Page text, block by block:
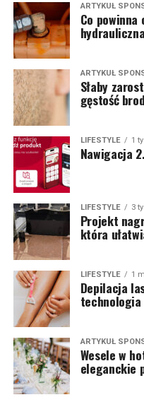
ARTYKUŁ
Co
ARTYKUŁ
Słaby
gęstość
LIFESTYLE 1
Nawigacja
LIFESTYLE 3
Projekt
która
LIFESTYLE 1
Depilacja
ARTYKUŁ
Wesele w
eleganckie